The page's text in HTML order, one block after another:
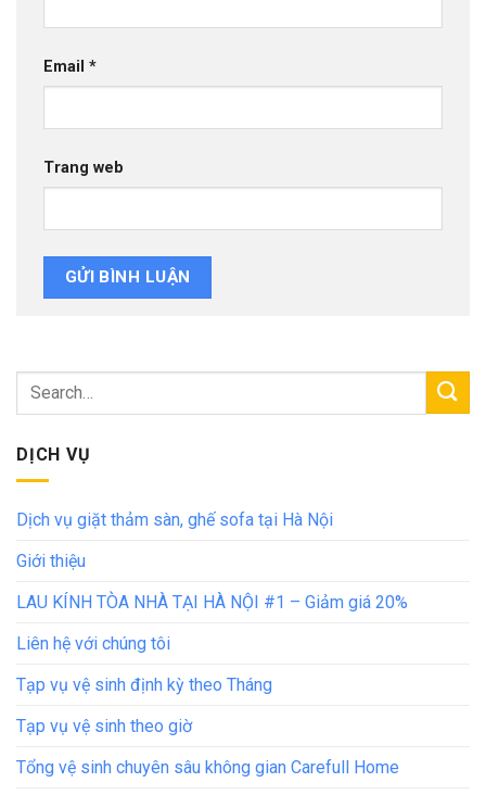
Email *
Trang web
DỊCH VỤ
Dịch vụ giặt thảm sàn, ghế sofa tại Hà Nội
Giới thiệu
LAU KÍNH TÒA NHÀ TẠI HÀ NỘI #1 – Giảm giá 20%
Liên hệ với chúng tôi
Tạp vụ vệ sinh định kỳ theo Tháng
Tạp vụ vệ sinh theo giờ
Tổng vệ sinh chuyên sâu không gian Carefull Home